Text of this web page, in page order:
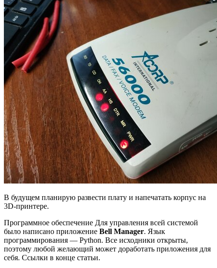
В будущем планирую развести плату и напечатать корпус на
3D-принтере.
Программное обеспечение Для управления всей системой
было написано приложение Bell Manager. Язык
программирования — Python. Все исходники открыты,
поэтому любой желающий может доработать приложения для
себя. Ссылки в конце статьи.